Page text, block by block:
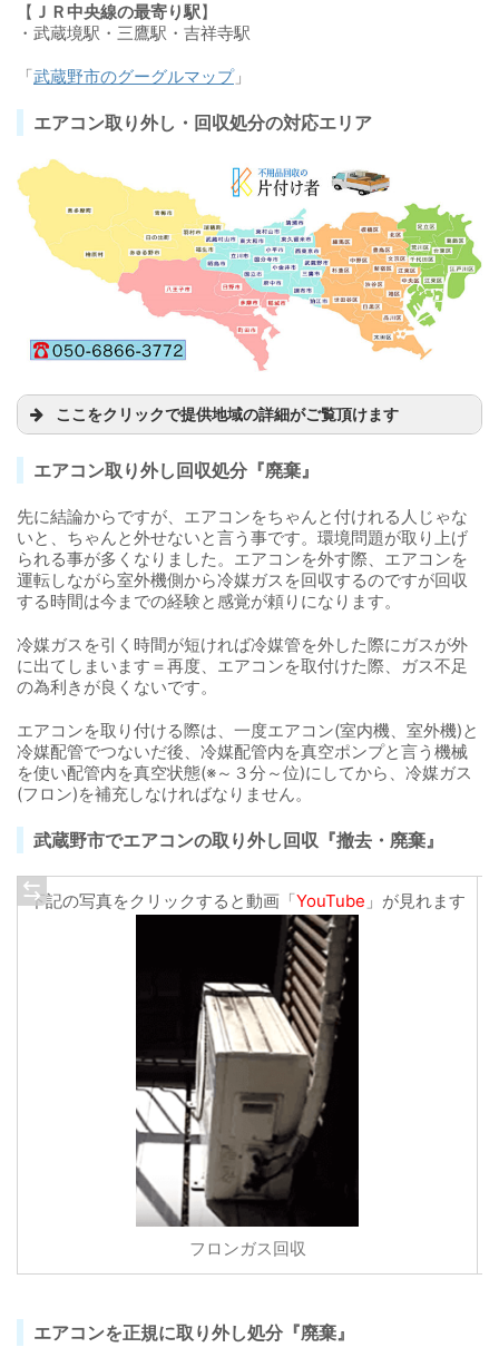
【 ＪＲ中央線の最寄り駅】
・武蔵境駅・三鷹駅・吉祥寺駅
「武蔵野市のグーグルマップ」
エアコン取り外し・回収処分の対応エリア
ここをクリックで提供地域の詳細がご覧頂けます
エアコン取り外し回収処分『廃棄』
先に結論からですが、エアコンをちゃんと付けれる人じゃな
いと、ちゃんと外せないと言う事です。環境問題が取り上げ
られる事が多くなりました。エアコンを外す際、エアコンを
運転しながら室外機側から冷媒ガスを回収するのですが回収
する時間は今までの経験と感覚が頼りになります。
冷媒ガスを引く時間が短ければ冷媒管を外した際にガスが外
に出てしまいます＝再度、エアコンを取付けた際、ガス不足
の為利きが良くないです。
エアコンを取り付ける際は、一度エアコン(室内機、室外機)と
冷媒配管でつないだ後、冷媒配管内を真空ポンプと言う機械
を使い配管内を真空状態(※～３分～位)にしてから、冷媒ガス
(フロン)を補充しなければなりません。
武蔵野市でエアコンの取り外し回収『撤去・廃棄』
下記の写真をクリックすると動画「YouTube 」が見れます
フロンガス回収
エアコンを正規に取り外し処分『廃棄』